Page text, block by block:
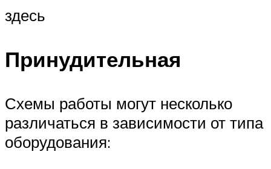
здесь
Принудительная
Схемы работы могут несколько
различаться в зависимости от типа
оборудования: